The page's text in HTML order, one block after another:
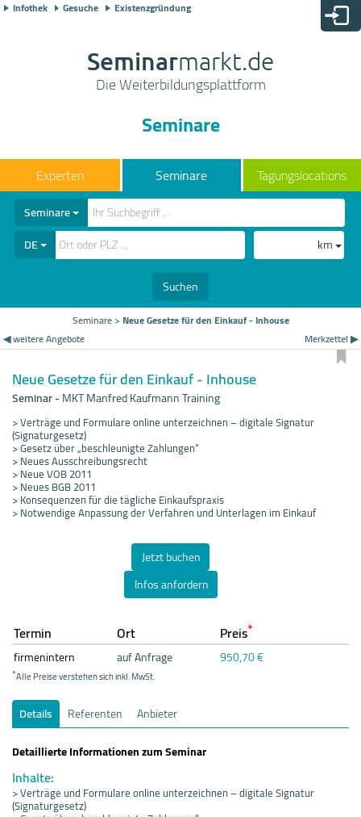
Infothek Gesuche Existenzgründung
Seminarmarkt.de
Die Weiterbildungsplattform
Seminare
Seminare Tagungslocations
Seminare
DE
km
Suchen
Seminare> Neue Gesetze für den Einkauf - Inhouse
◀ weitere Angebote
Merkzettel ▶
Neue Gesetze für den Einkauf - Inhouse
Seminar-MKT Manfred Kaufmann Training
> Verträge und Formulare online unterzeichnen – digitale Signatur
(Signaturgesetz)
> Gesetz über „beschleunigte Zahlungen“
> Neues Ausschreibungsrecht
> Neue VOB 2011
> Neues BGB 2011
> Konsequenzen für die tägliche Einkaufspraxis
> Notwendige Anpassung der Verfahren und Unterlagen im Einkauf
Jetzt buchen
Infos anfordern
Termin Ort Preis*
firmenintern auf Anfrage 950,70 €
*Alle Preise verstehen sich inkl. MwSt.
Details Referenten
Anbieter
Detaillierte Informationen zum Seminar
Inhalte:
> Verträge und Formulare online unterzeichnen – digitale Signatur
(Signaturgesetz)